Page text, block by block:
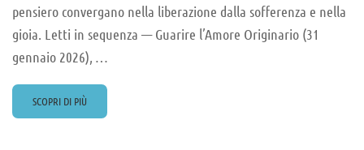
pensiero convergano nella liberazione dalla sofferenza e nella
gioia. Letti in sequenza — Guarire l’Amore Originario (31
gennaio 2026), …
READ
MORE
SCOPRI DI PIÙ